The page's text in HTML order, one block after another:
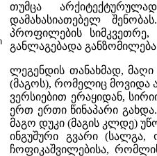
თუმცა
დამახასიათებელ
პროფილების სიმკვეთრე,
განლაგებადა
ლეგენდის თანახმად, მაღი
(მაგოს), რომელიც მოვიდა
ვერსიებით ერაყიდან,
ერთ ერთი წინაპარი
მაგო დუკი (მაგის კლდე)
ინგუშური გვარი
ჩოფიკაშვილებისა,